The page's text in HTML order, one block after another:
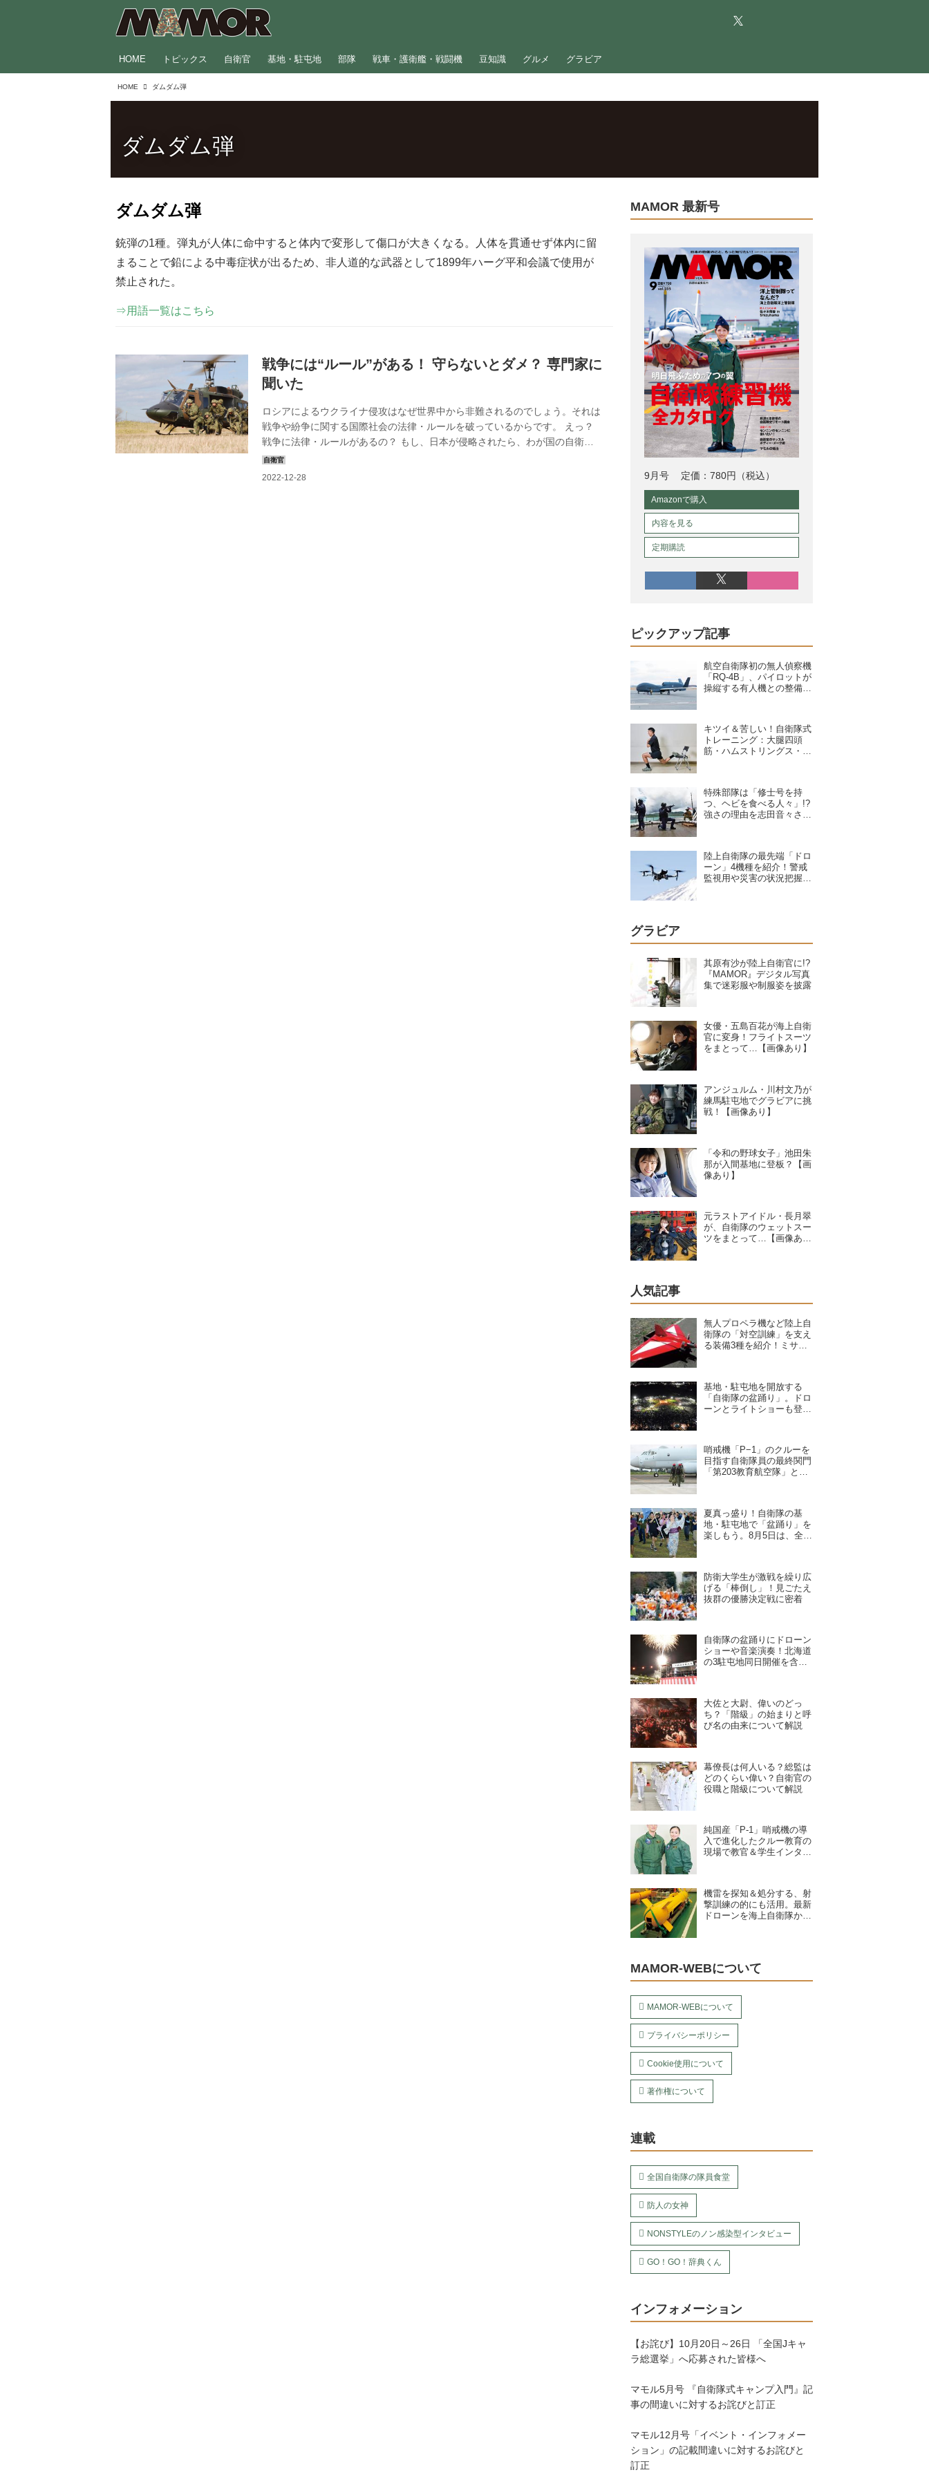
HOME トピックス 自衛官 基地・駐屯地 部隊 戦車・護衛艦・戦闘機 豆知識 グルメ グラビア
HOME ダムダム弾
ダムダム弾
ダムダム弾
銃弾の1種。弾丸が人体に命中すると体内で変形して傷口が大きくなる。人体を貫通せず体内に留
まることで鉛による中毒症状が出るため、非人道的な武器として1899年ハーグ平和会議で使用が
禁止された。
⇒用語一覧はこちら
戦争には“ルール”がある！ 守らないとダメ？ 専門家に
聞いた
ロシアによるウクライナ侵攻はなぜ世界中から非難されるのでしょう。それは
戦争や紛争に関する国際社会の法律・ルールを破っているからです。 えっ？
戦争に法律・ルールがあるの？ もし、日本が侵略されたら、わが国の自衛隊
も法律・ルールを守って戦うの？ そんな基本的な疑問を、MAMOR1月号にて
表紙をつとめた南里美希さんが、国際法・防衛法制の研究者である稲葉義泰先
MAMOR 最新号
9月号 定価：780円（税込）
Amazonで購入
内容を見る
定期購読
ピックアップ記事
航空自衛隊初の無人偵察機
「RQ-4B」、パイロットが
操縦する有人機との整備の
キツイ＆苦しい！自衛隊式
トレーニング：大腿四頭
筋・ハムストリングス・大
特殊部隊は「修士号を持
つ、ヘビを食べる人々」!?
強さの理由を志田音々さん
陸上自衛隊の最先端「ドロ
ーン」4機種を紹介！警戒
監視用や災害の状況把握に
グラビア
其原有沙が陸上自衛官に!?
『MAMOR』デジタル写真
集で迷彩服や制服姿を披露
女優・五島百花が海上自衛
官に変身！フライトスーツ
をまとって…【画像あり】
アンジュルム・川村文乃が
練馬駐屯地でグラビアに挑
戦！【画像あり】
「令和の野球女子」池田朱
那が入間基地に登板？【画
像あり】
元ラストアイドル・長月翠
が、自衛隊のウェットスー
ツをまとって…【画像あ
人気記事
無人プロペラ機など陸上自
衛隊の「対空訓練」を支え
る装備3種を紹介！ミサイ
基地・駐屯地を開放する
「自衛隊の盆踊り」。ドロ
ーンとライトショーも登
哨戒機「P−1」のクルーを
目指す自衛隊員の最終関門
「第203教育航空隊」と
夏真っ盛り！自衛隊の基
地・駐屯地で「盆踊り」を
楽しもう。8月5日は、全国
防衛大学生が激戦を繰り広
げる「棒倒し」！見ごたえ
抜群の優勝決定戦に密着
自衛隊の盆踊りにドローン
ショーや音楽演奏！北海道
の3駐屯地同日開催を含
大佐と大尉、偉いのどっ
ち？「階級」の始まりと呼
び名の由来について解説
幕僚長は何人いる？総監は
どのくらい偉い？自衛官の
役職と階級について解説
純国産「P-1」哨戒機の導
入で進化したクルー教育の
現場で教官＆学生インタビ
機雷を探知＆処分する、射
撃訓練の的にも活用。最新
ドローンを海上自衛隊から
MAMOR-WEBについて
MAMOR-WEBについて
プライバシーポリシー
Cookie使用について
著作権について
連載
全国自衛隊の隊員食堂
防人の女神
NONSTYLEのノン感染型インタビュー
GO！GO！辞典くん
インフォメーション
【お詫び】10月20日～26日 「全国Jキャ
ラ総選挙」へ応募された皆様へ
マモル5月号 『自衛隊式キャンプ入門』記
事の間違いに対するお詫びと訂正
マモル12月号「イベント・インフォメー
ション」の記載間違いに対するお詫びと
訂正